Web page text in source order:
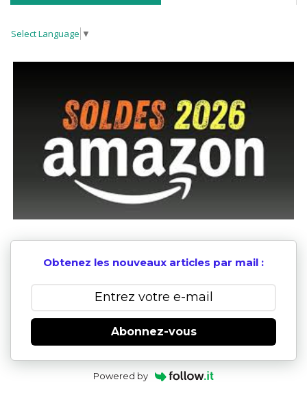
Select Language ▼
Obtenez les nouveaux articles par mail :
Abonnez-vous
Powered by